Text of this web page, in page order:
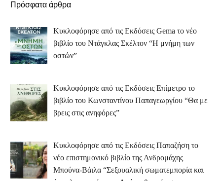
Πρόσφατα άρθρα
Κυκλοφόρησε από τις Εκδόσεις Gema το νέο
βιβλίο του Ντάγκλας Σκέλτον “Η μνήμη των
οστών”
Κυκλοφόρησε από τις Εκδόσεις Επίμετρο το
βιβλίο του Κωνσταντίνου Παπαγεωργίου “Θα με
βρεις στις ανηφόρες”
Κυκλοφόρησε από τις Εκδόσεις Παπαζήση το
νέο επιστημονικό βιβλίο της Ανδρομάχης
Μπούνα-Βάιλα “Σεξουαλική σωματεμπορία και